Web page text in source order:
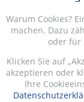
Warum Cookies?
machen. Dazu
oder für
Klicken Sie auf
akzeptieren oder
Ihre